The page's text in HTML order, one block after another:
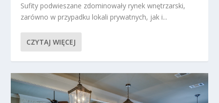
Sufity podwieszane zdominowały rynek wnętrzarski,
zarówno w przypadku lokali prywatnych, jak i...
CZYTAJ WIĘCEJ